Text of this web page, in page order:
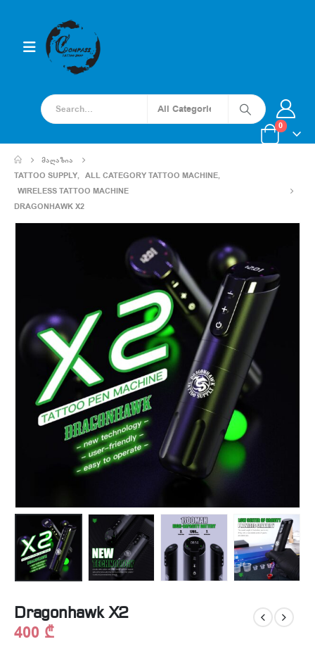
0
ᲛᲐᲦᲐᲖᲘᲐ
TATTOO SUPPLY, ALL CATEGORY TATTOO MACHINE,
WIRELESS TATTOO MACHINE
DRAGONHAWK X2
Dragonhawk X2
400 ₾